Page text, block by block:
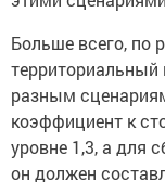
Больше всего, по
территориальный
разным
коэффициент к
уровне 1,3, а для
он должен